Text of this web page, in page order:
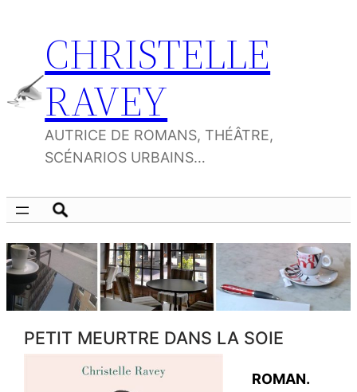
contenuCHRISTELLE
RAVEY
AUTRICE DE ROMANS, THÉÂTRE,
SCÉNARIOS URBAINS…
PETIT MEURTRE DANS LA SOIE
ROMAN.